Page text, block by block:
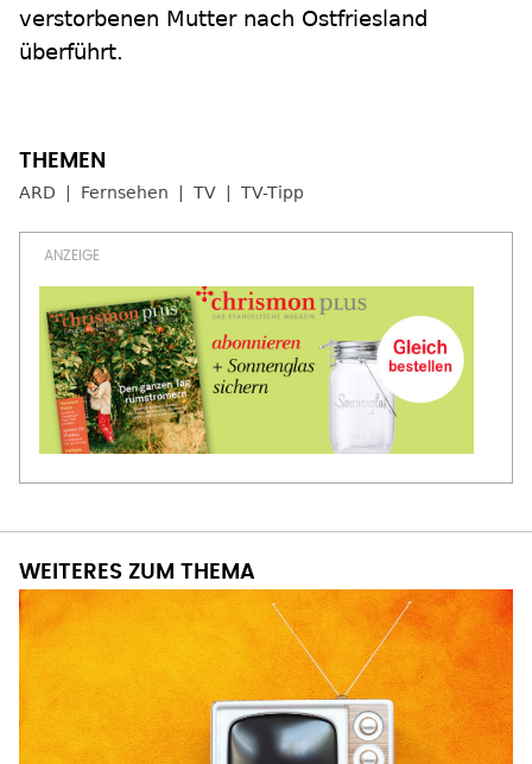
verstorbenen Mutter nach Ostfriesland
überführt.
ARD Fernsehen TV TV-Tipp
WEITERES ZUM THEMA